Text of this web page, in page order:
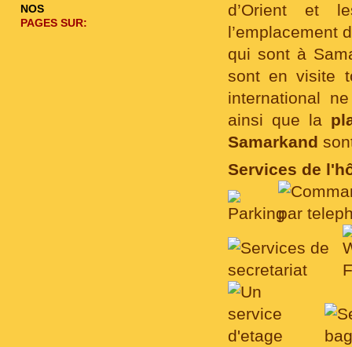
d’Orient et
l’emplacement
qui sont à
sont en visite
international
ainsi que la
Samarkand
Services de
NOS
PAGES SUR: